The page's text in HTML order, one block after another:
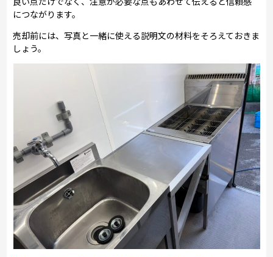
につながります。
売却前には、写真と一緒に使える説明文の材料をそろえておきま
しょう。